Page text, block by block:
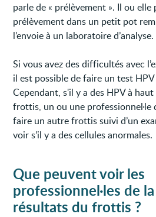
parle de « prélèvement ». Il ou elle
prélèvement dans un petit pot
l’envoie à un laboratoire d’analyse.
Si vous avez des difficultés avec
il est possible de faire un test
Cependant, s'il y a des HPV à
frottis, un ou une professionnel·le
faire un autre frottis suivi d’un
voir s’il y a des cellules anormales.
Que peuvent voir les
professionnel·les de
résultats du frottis ?